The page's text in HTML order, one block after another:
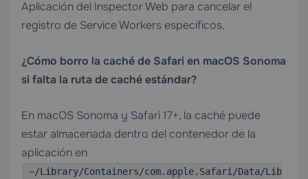
Aplicación del Inspector Web para cancelar el
registro de Service Workers específicos.
¿Cómo borro la caché de Safari en macOS Sonoma
si falta la ruta de caché estándar?
En macOS Sonoma y Safari 17+, la caché puede
estar almacenada dentro del contenedor de la
aplicación en
~/Library/Containers/com.apple.Safari/Data/Lib